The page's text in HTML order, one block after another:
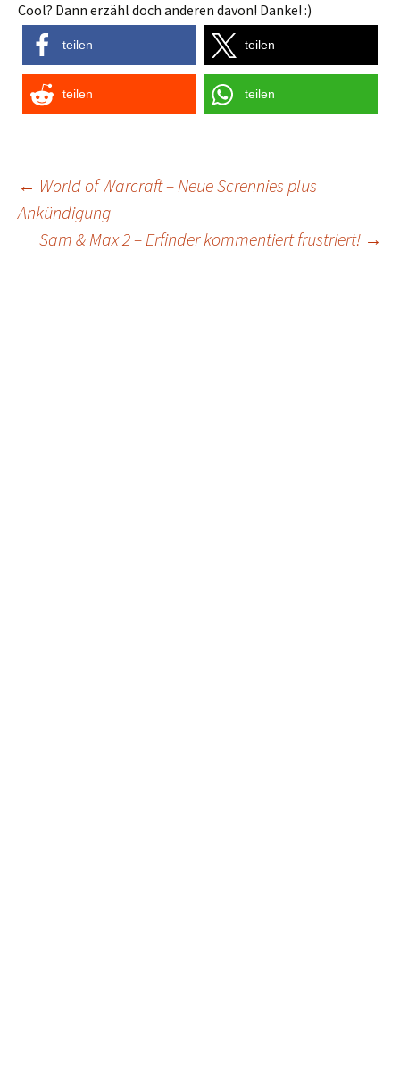
Cool? Dann erzähl doch anderen davon! Danke! :)
teilen teilen
teilen teilen
Post
navigation
← World of Warcraft – Neue Scrennies plus
Ankündigung
Sam & Max 2 – Erfinder kommentiert frustriert! →